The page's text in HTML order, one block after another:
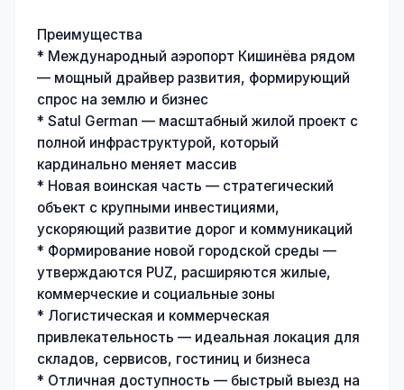
Преимущества
* Международный аэропорт Кишинёва рядом
— мощный драйвер развития, формирующий
спрос на землю и бизнес
* Satul German — масштабный жилой проект с
полной инфраструктурой, который
кардинально меняет массив
* Новая воинская часть — стратегический
объект с крупными инвестициями,
ускоряющий развитие дорог и коммуникаций
* Формирование новой городской среды —
утверждаются PUZ, расширяются жилые,
коммерческие и социальные зоны
* Логистическая и коммерческая
привлекательность — идеальная локация для
складов, сервисов, гостиниц и бизнеса
* Отличная доступность — быстрый выезд на